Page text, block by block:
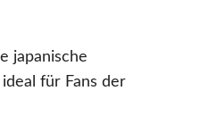
japanische
für Fans der